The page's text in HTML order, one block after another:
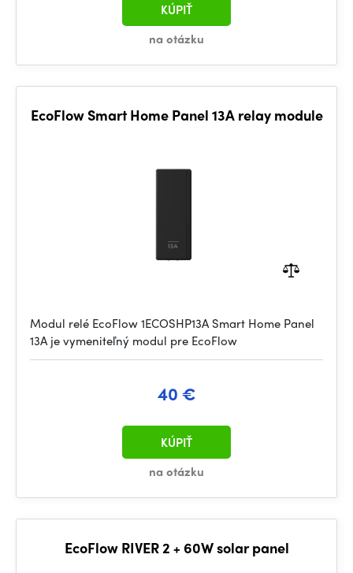
na otázku
KÚPIŤ
EcoFlow Smart Home Panel 13A relay module
Modul relé EcoFlow 1ECOSHP13A Smart Home Panel
13A je vymeniteľný modul pre EcoFlow
40 €
na otázku
KÚPIŤ
EcoFlow RIVER 2 + 60W solar panel